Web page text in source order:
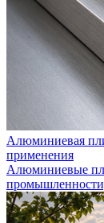
Алюминиевая
применения
Алюминиевые